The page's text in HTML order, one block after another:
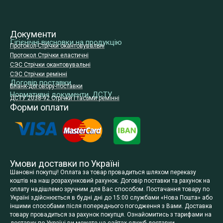
Документи
Гігієнічні висновки на продукцію
Протокол-Стрічки окантовувальні
Протокол Стрічки еластичні
СЭС Стрічки окантовувальні
СЭС Стрічки ремінні
Договір поставки
Бланк-договору-поставки
Нормативні документи, ДСТУ
ДСТУ 2038-92 Стрічки і тасьми ремінні
Форми оплати
Умови доставки по Україні
Шановні покупці! Оплата за товар провадиться шляхом переказу
коштів на наш розрахунковий рахунок. Договір поставки та рахунок на
оплату надішлемо зручним для Вас способом. Постачання товару по
Україні здійснюється в будні дні до 15:00 службами «Нова Пошта» або
іншими способами після попереднього погодження з Вами. Доставка
товару провадиться за рахунок покупця. Ознайомитись з тарифами на